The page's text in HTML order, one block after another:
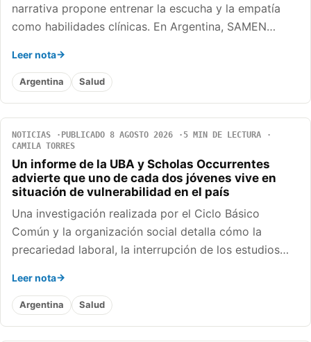
narrativa propone entrenar la escucha y la empatía
como habilidades clínicas. En Argentina, SAMEN…
Leer nota
Argentina Salud
NOTICIAS PUBLICADO 8 AGOSTO 2026
5 MIN DE LECTURA
CAMILA TORRES
Un informe de la UBA y Scholas Occurrentes
advierte que uno de cada dos jóvenes vive en
situación de vulnerabilidad en el país
Una investigación realizada por el Ciclo Básico
Común y la organización social detalla cómo la
precariedad laboral, la interrupción de los estudios…
Leer nota
Argentina Salud